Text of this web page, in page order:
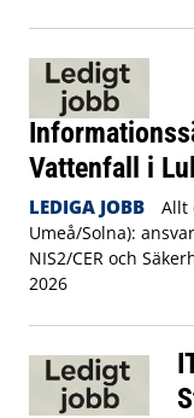
Vattenfall i
LEDIGA JOBB
Allt
Umeå/Solna):
NIS2/CER och
2026